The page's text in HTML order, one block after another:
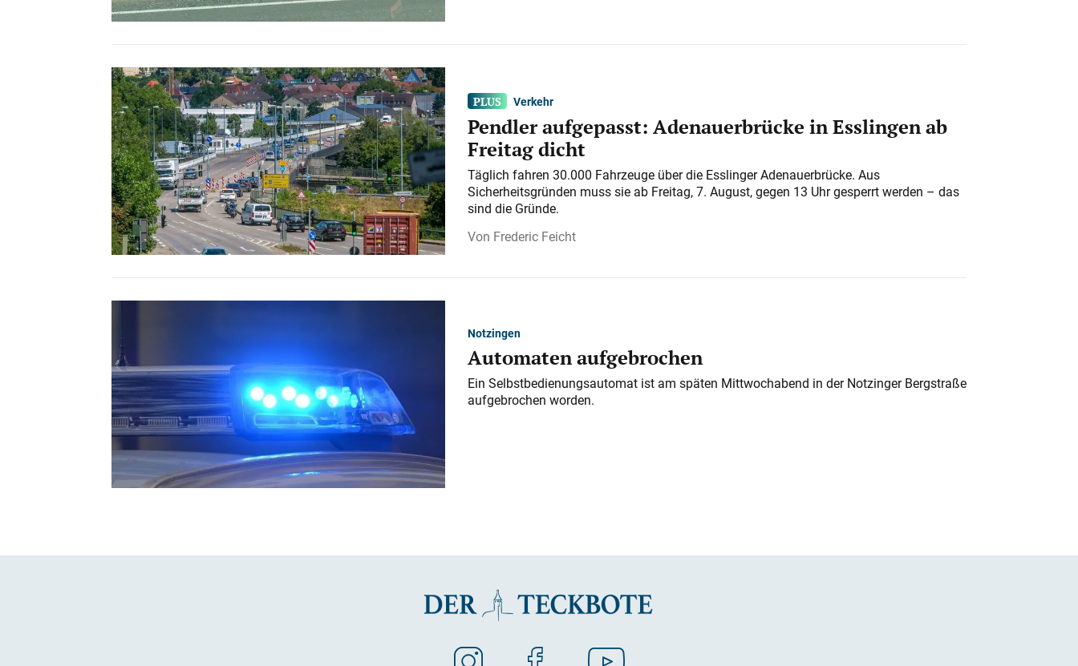
Verkehr
Pendler aufgepasst: Adenauerbrücke in Esslingen ab
Freitag dicht
Täglich fahren 30.000 Fahrzeuge über die Esslinger Adenauerbrücke. Aus
Sicherheitsgründen muss sie ab Freitag, 7. August, gegen 13 Uhr gesperrt werden – das
sind die Gründe.
Frederic Feicht
Notzingen
Automaten aufgebrochen
Ein Selbstbedienungsautomat ist am späten Mittwochabend in der Notzinger Bergstraße
aufgebrochen worden.